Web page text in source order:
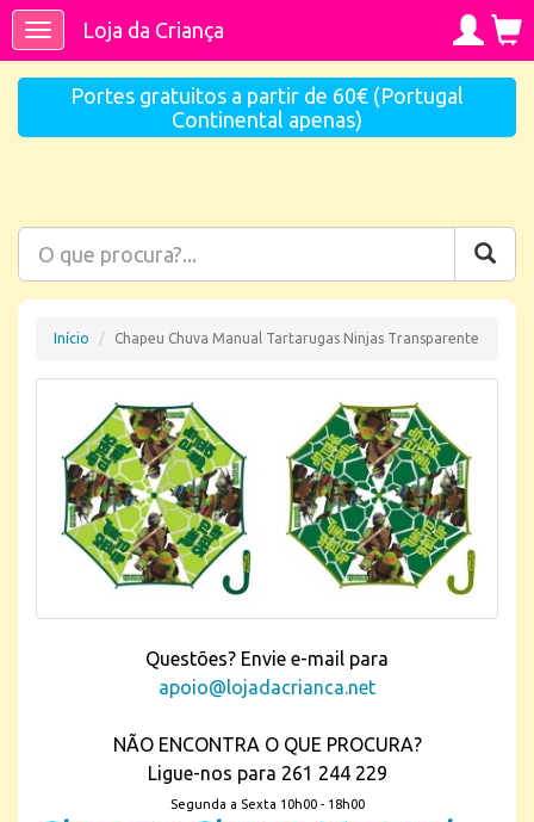
ToggleLoja da Criança
Portes gratuitos a partir de 60€ (Portugal
Continental apenas)
Início Chapeu Chuva Manual Tartarugas Ninjas Transparente
Questões? Envie e-mail para
apoio@lojadacrianca.net
NÃO ENCONTRA O QUE PROCURA?
Ligue-nos para 261 244 229
Segunda a Sexta 10h00 - 18h00